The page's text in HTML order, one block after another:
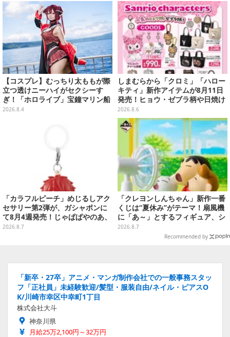
【コスプレ】むっちり太ももが際
立つ透けニーハイがセクシーす
ぎ！「ホロライブ」宝鐘マリン船
長が反則級の可愛いへそ出し姿で
2026.8.4
しまむらから「クロミ」「ハロー
キティ」新作アイテムが8月11日
発売！ヒョウ・ゼブラ柄や日焼け
デザインの可愛い雑貨・アパレル
など多数
2026.8.6
「カラフルピーチ」めじるしアク
セサリー第2弾が、ガシャポンに
て8月4週発売！じゃぱぱやのあ、
シヴァたちメンバー11名分ライン
2026.8.7
「クレヨンしんちゃん」新作一番
くじは“夏休み”がテーマ！扇風機
に「あ～」とするフィギュア、シ
ロのボウル皿など嬉しいラインナ
2026.8.7
Recommended by
「新卒・27卒」アニメ・マンガ制作会社での一般事務スタッ
フ「正社員」未経験歓迎/髪型・服装自由/ネイル・ピアスO
K/川崎市幸区中幸町1丁目
株式会社大斗
神奈川県
月給25万2,100円～32万円